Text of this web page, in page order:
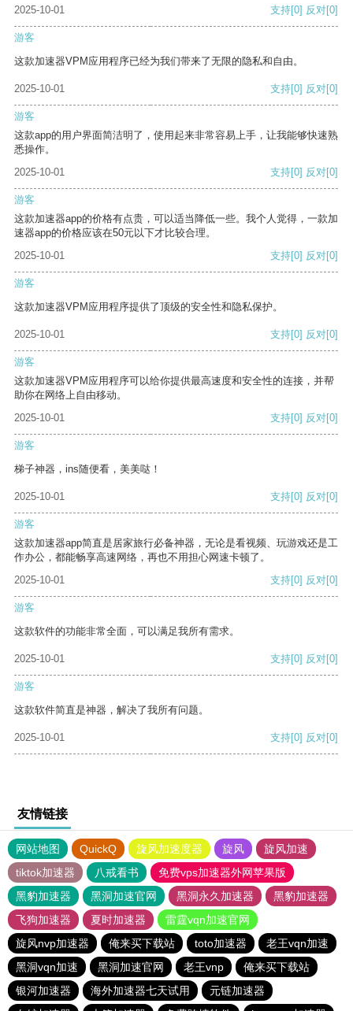
2025-10-01
支持[0] 反对[0]
游客
这款加速器VPM应用程序已经为我们带来了无限的隐私和自由。
2025-10-01 支持[0] 反对[0]
游客
这款app的用户界面简洁明了，使用起来非常容易上手，让我能够快速熟
悉操作。
2025-10-01
支持[0] 反对[0]
游客
这款加速器app的价格有点贵，可以适当降低一些。我个人觉得，一款加
速器app的价格应该在50元以下才比较合理。
2025-10-01
支持[0] 反对[0]
游客
这款加速器VPM应用程序提供了顶级的安全性和隐私保护。
2025-10-01 支持[0] 反对[0]
游客
这款加速器VPM应用程序可以给你提供最高速度和安全性的连接，并帮
助你在网络上自由移动。
2025-10-01
支持[0] 反对[0]
游客
梯子神器，ins随便看，美美哒！
2025-10-01 支持[0] 反对[0]
游客
这款加速器app简直是居家旅行必备神器，无论是看视频、玩游戏还是工
作办公，都能畅享高速网络，再也不用担心网速卡顿了。
2025-10-01
支持[0] 反对[0]
游客
这款软件的功能非常全面，可以满足我所有需求。
2025-10-01 支持[0] 反对[0]
游客
这款软件简直是神器，解决了我所有问题。
2025-10-01 支持[0] 反对[0]
友情链接
网站地图 QuickQ 旋风加速度器 旋风
旋风加速
tiktok加速器
八戒看书
免费vps加速器外网苹果版
黑豹加速器
黑洞加速官网 黑洞永久加速器
黑豹加速器
飞狗加速器
夏时加速器
雷霆vqn加速官网
旋风nvp加速器
俺来买下载站 toto加速器
老王vqn加速
黑洞vqn加速
黑洞加速官网 老王vnp
俺来买下载站
银河加速器
海外加速器七天试用
元链加速器